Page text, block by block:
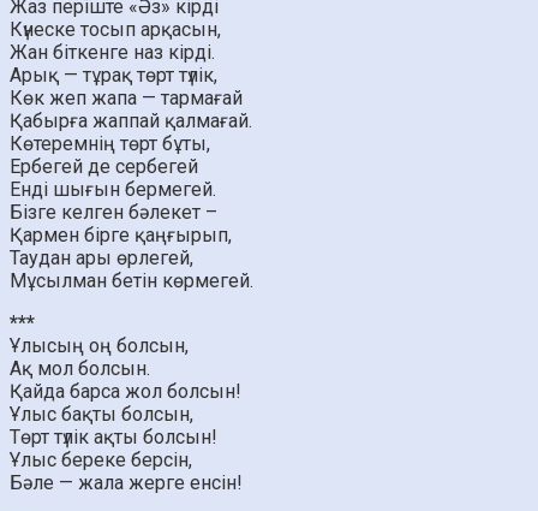
Жаз періште «Әз» кірді
Күнеске тосып арқасын,
Жан біткенге наз кірді.
Арық — тұрақ төрт түлік,
Көк жеп жапа — тармағай
Қабырға жаппай қалмағай.
Көтеремнің төрт бұты,
Ербегей де сербегей
Енді шығын бермегей.
Бізге келген бәлекет –
Қармен бірге қаңғырып,
Таудан ары өрлегей,
Мұсылман бетін көрмегей.
***
Ұлысың оң болсын,
Ақ мол болсын.
Қайда барса жол болсын!
Ұлыс бақты болсын,
Төрт түлік ақты болсын!
Ұлыс береке берсін,
Бәле — жала жерге енсін!